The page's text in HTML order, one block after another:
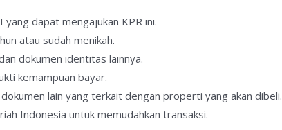
yang dapat mengajukan KPR ini.
atau sudah menikah.
dokumen identitas lainnya.
kemampuan bayar.
lain yang terkait dengan properti yang akan dibeli.
Indonesia untuk memudahkan transaksi.